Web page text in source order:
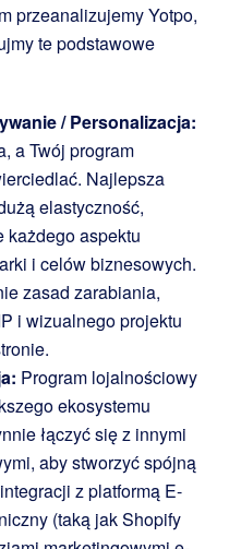
przeanalizujemy Yotpo,
te podstawowe
/ Personalizacja:
a Twój program
Najlepsza
elastyczność,
każdego aspektu
i celów biznesowych.
zasad zarabiania,
i wizualnego projektu
Program lojalnościowy
ekosystemu
łączyć się z innymi
aby stworzyć spójną
z platformą E-
(taką jak Shopify